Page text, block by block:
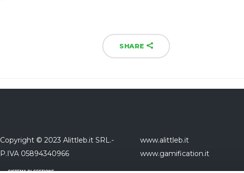
SHARE
Copyright © 2023 Alittleb.it SRL.-
P.IVA 05894340966
www.alittleb.it
www.gamification.it